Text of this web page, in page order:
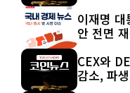
이재명
안 전면
CEX와
감소, 파